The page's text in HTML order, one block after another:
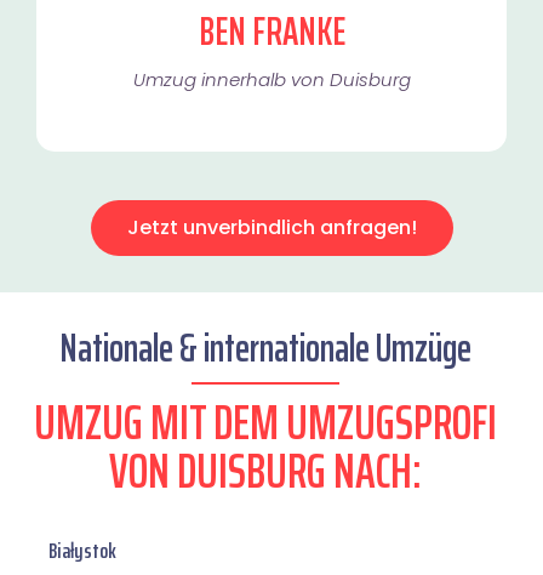
BEN FRANKE
Umzug innerhalb von Duisburg​
Jetzt unverbindlich anfragen!
Nationale & internationale Umzüge
UMZUG MIT DEM UMZUGSPROFI
VON DUISBURG NACH:
Białystok